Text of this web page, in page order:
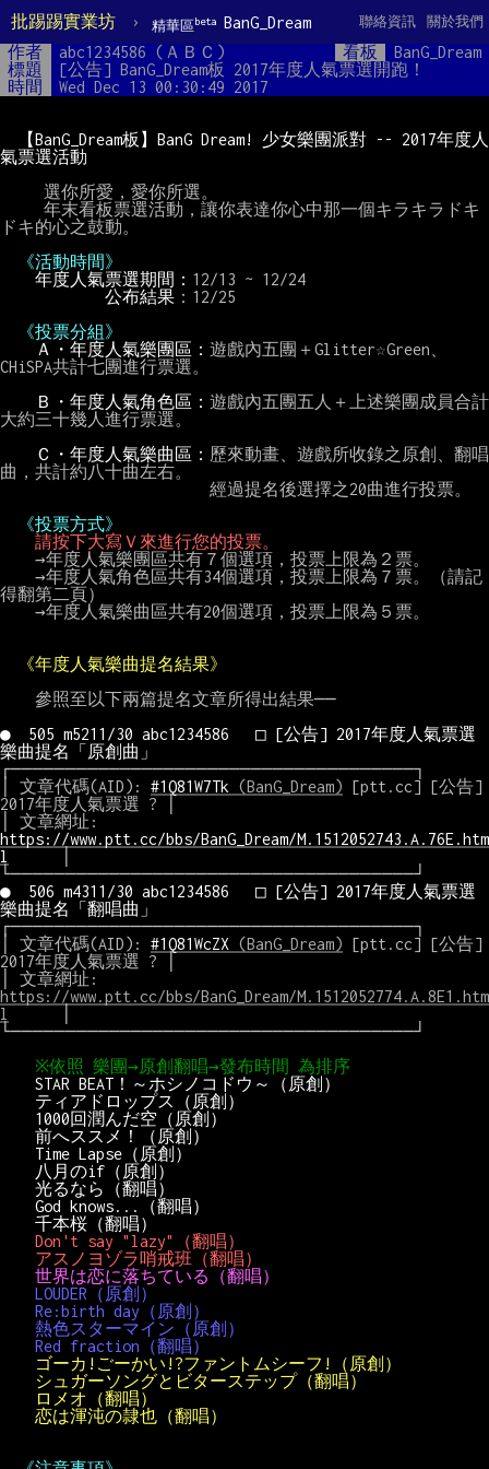
批踢踢實業坊 › 精華區beta BanG_Dream 關於我們
聯絡資訊
作者 abc1234586 (ＡＢＣ) 看板
BanG_Dream
標題
[公告] BanG_Dream板 2017年度人氣票選開跑！
時間
Wed Dec 13 00:30:49 2017
【BanG_Dream板】BanG Dream! 少女樂團派對 -- 2017年度人
氣票選活動
ドキ的心之鼓動。
《活動時間》
年度人氣票選期間： 12/13 ~ 12/24
公布結果 ：12/25
《投票分組》
Ａ・年度人氣樂團區： 遊戲內五團＋Glitter☆Green、
CHiSPA共計七團進行票選。
Ｂ・年度人氣角色區： 遊戲內五團五人＋上述樂團成員合計
大約三十幾人進行票選。
Ｃ・年度人氣樂曲區： 歷來動畫、遊戲所收錄之原創、翻唱
曲，共計約八十曲左右。
《投票方式》
請按下大寫Ｖ來進行您的投票。
得翻第二頁）
《年度人氣樂曲提名結果》
●  505 m5211/30 abc1234586   □ [公告] 2017年度人氣票選
樂曲提名「原創曲」
┌─────────────────────────────────────┐
│ 文章代碼(AID): #1Q81W7Tk (BanG_Dream) [ptt.cc] [公告]
2017年度人氣票選 ? │
https://www.ptt.cc/bbs/BanG_Dream/M.1512052743.A.76E.htm
l
●  506 m4311/30 abc1234586   □ [公告] 2017年度人氣票選
樂曲提名「翻唱曲」
┌─────────────────────────────────────┐
│ 文章代碼(AID): #1Q81WcZX (BanG_Dream) [ptt.cc] [公告]
2017年度人氣票選 ? │
https://www.ptt.cc/bbs/BanG_Dream/M.1512052774.A.8E1.htm
l
└─────────────────────────────────────┘
※依照 樂團→原創翻唱→發布時間 為排序
STAR BEAT！～ホシノコドウ～（原創）
ティアドロップス（原創）
1000回潤んだ空（原創）
前へススメ！（原創）
Time Lapse（原創）
八月のif（原創）
光るなら（翻唱）
God knows...（翻唱）
千本桜（翻唱）
Don't say "lazy"（翻唱）
アスノヨゾラ哨戒班（翻唱）
世界は恋に落ちている（翻唱）
LOUDER（原創）
Re:birth day（原創）
熱色スターマイン（原創）
Red fraction（翻唱）
ゴーカ!ごーかい!?ファントムシーフ!（原創）
シュガーソングとビターステップ（翻唱）
ロメオ（翻唱）
恋は渾沌の隷也（翻唱）